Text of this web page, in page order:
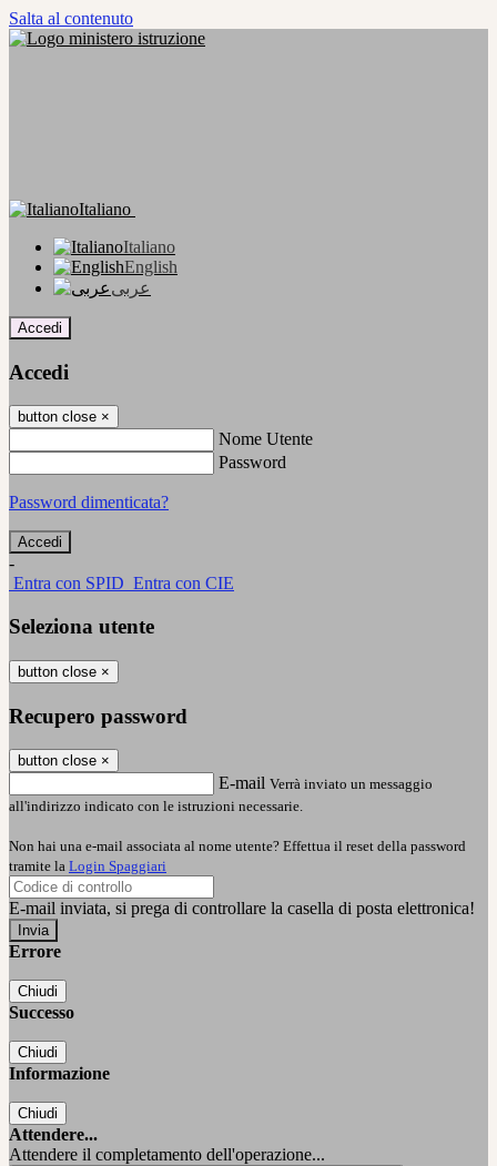
Salta al contenuto
Italiano
Italiano
English
عربى
Accedi
Accedi
button close ×
Nome Utente
Password
Password dimenticata?
-
Entra con SPID Entra con CIE
Seleziona utente
button close ×
Recupero password
button close ×
E-mail Verrà inviato un messaggio
all'indirizzo indicato con le istruzioni necessarie.
Non hai una e-mail associata al nome utente? Effettua il reset della password
tramite la Login Spaggiari
E-mail inviata, si prega di controllare la casella di posta elettronica!
Errore
Chiudi
Successo
Chiudi
Informazione
Chiudi
Attendere...
Attendere il completamento dell'operazione...